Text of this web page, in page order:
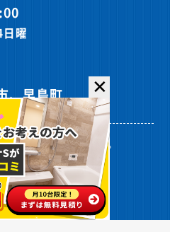
曜
、早島町
ー サイトマップ
ムグループ みずさぽ.
✕